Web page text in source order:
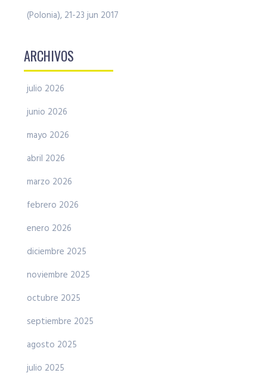
(Polonia), 21-23 jun 2017
ARCHIVOS
julio 2026
junio 2026
mayo 2026
abril 2026
marzo 2026
febrero 2026
enero 2026
diciembre 2025
noviembre 2025
octubre 2025
septiembre 2025
agosto 2025
julio 2025